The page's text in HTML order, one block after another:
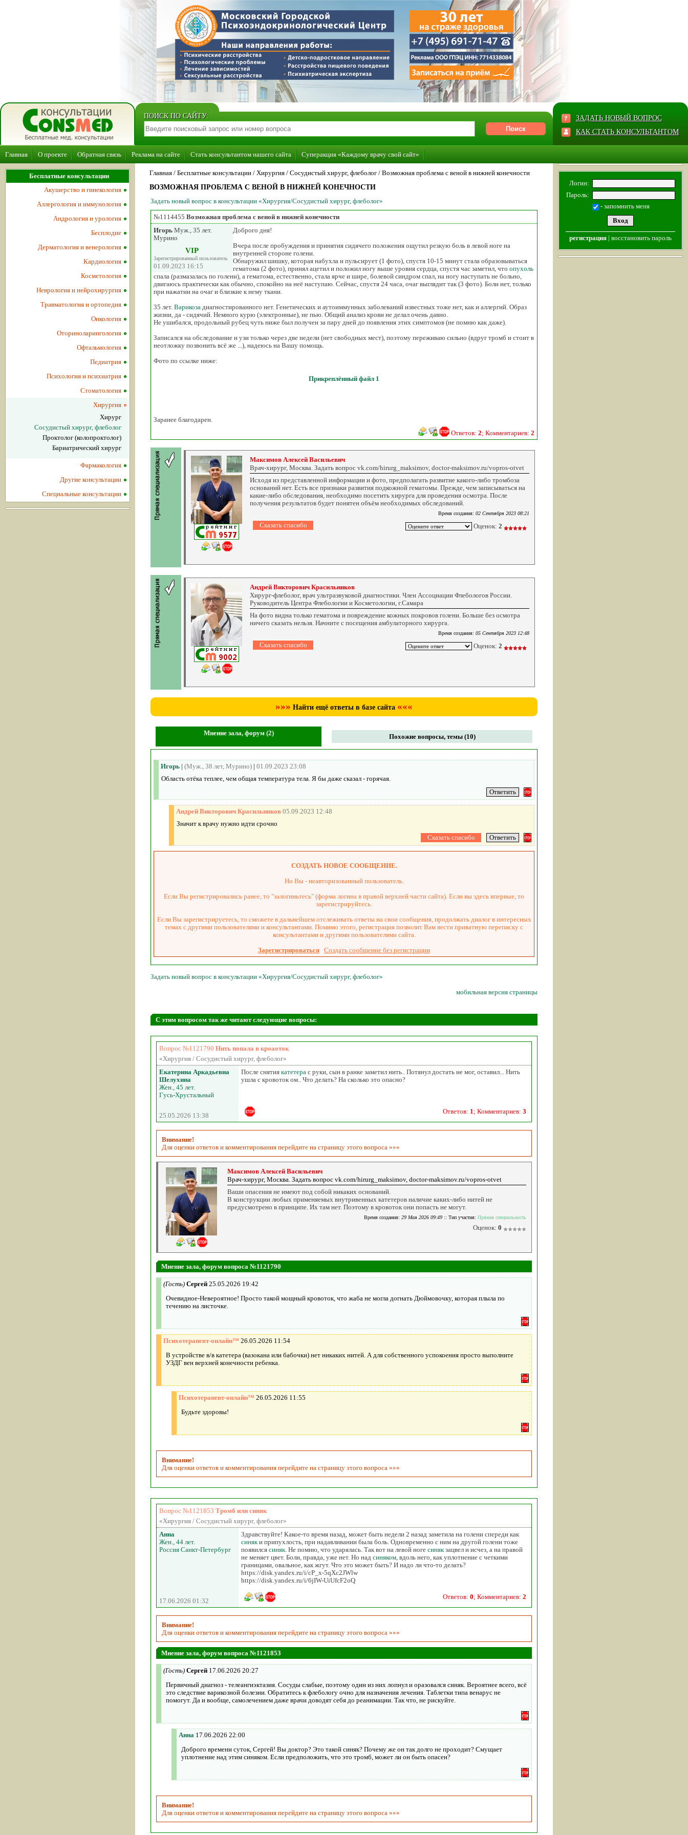
ПОИСК ПО САЙТУ:
ЗАДАТЬ НОВЫЙ ВОПРОС
КАК СТАТЬ КОНСУЛЬТАНТОМ
Главная О проекте Обратная связь Реклама на сайте Стать консультантом нашего сайта Суперакция «Каждому врачу свой сайт»
Главная / Бесплатные консультации / Хирургия / Сосудистый хирург, флеболог / Возможная проблема с веной в нижней конечности
ВОЗМОЖНАЯ ПРОБЛЕМА С ВЕНОЙ В НИЖНЕЙ КОНЕЧНОСТИ
Задать новый вопрос в консультации «Хирургия/Сосудистый хирург, флеболог»
№1114455 Возможная проблема с веной в нижней конечности
Игорь Муж., 35 лет.
Мурино
VIP
Зарегистрированный пользователь
01.09.2023 16:15
Доброго дня!
Вчера после пробуждения и принятия сидячего положения ощутил резкую боль в левой ноге на
внутренней стороне голени.
Обнаружил шишку, которая набухла и пульсирует (1 фото), спустя 10-15 минут стала образовываться
гематома (2 фото), принял ацетил и положил ногу выше уровня сердца, спустя час заметил, что опухоль
спала (размазалась по голени), а гематома, естественно, стала ярче и шире, болевой синдром спал, на ногу наступать не больно,
двигаюсь практически как обычно, спокойно на неё наступаю. Сейчас, спустя 24 часа, очаг выглядит так (3 фото). Боли нет, только
при нажатии на очаг и близкие к нему ткани.
35 лет. Варикоза диагностированного нет. Генетических и аутоиммунных заболеваний известных тоже нет, как и аллергий. Образ
жизни, да - сидячий. Немного курю (электронные), не пью. Общий анализ крови не делал очень давно.
Не ушибался, продольный рубец чуть ниже был получен за пару дней до появления этих симптомов (не помню как даже).
Записался на обследование и узи только через две недели (нет свободных мест), поэтому переживаю сильно (вдруг тромб и стоит в
неотложку позвонить всё же ...), надеюсь на Вашу помощь.
Фото по ссылке ниже:
Прикреплённый файл 1
Заранее благодарен.
Ответов: 2; Комментариев: 2
Максимов Алексей Васильевич
Врач-хирург, Москва. Задать вопрос vk.com/hirurg_maksimov, doctor-maksimov.ru/vopros-otvet
Исходя из представленной информации и фото, предполагать развитие какого-либо тромбоза
оснований нет. Есть все признаки развития подкожной гематомы. Прежде, чем записываться на
какие-либо обследования, необходимо посетить хирурга для проведения осмотра. После
получения результатов будет понятен объём необходимых обследований.
Время создания: 02 Сентября 2023 08:21
Оценок: 2
Андрей Викторович Красильников
Хирург-флеболог, врач ультразвуковой диагностики. Член Ассоциации Флебологов России.
Руководитель Центра Флебологии и Косметологии, г.Самара
На фото видна только гематома и повреждение кожных покровов голени. Больше без осмотра
ничего сказать нельзя. Начните с посещения амбулаторного хирурга.
Время создания: 05 Сентября 2023 12:48
Оценок: 2
»»» Найти ещё ответы в базе сайта «««
Мнение зала, форум (2) Похожие вопросы, темы (10)
Игорь | (Муж., 38 лет, Мурино) | 01.09.2023 23:08
Область отёка теплее, чем общая температура тела. Я бы даже сказал - горячая.
Андрей Викторович Красильников 05.09.2023 12:48
Значит к врачу нужно идти срочно
СОЗДАТЬ НОВОЕ СООБЩЕНИЕ.
Но Вы - неавторизованный пользователь.
Если Вы регистрировались ранее, то "залогиньтесь" (форма логина в правой верхней части сайта). Если вы здесь впервые, то
зарегистрируйтесь.
Если Вы зарегистрируетесь, то сможете в дальнейшем отслеживать ответы на свои сообщения, продолжать диалог в интересных
темах с другими пользователями и консультантами. Помимо этого, регистрация позволит Вам вести приватную переписку с
консультантами и другими пользователями сайта.
Зарегистрироваться Создать сообщение без регистрации
Задать новый вопрос в консультации «Хирургия/Сосудистый хирург, флеболог»
мобильная версия страницы
С этим вопросом так же читают следующие вопросы:
Вопрос №1121790 Нить попала в кроаоток
«Хирургия / Сосудистый хирург, флеболог»
Екатерина Аркадьевна
Шелухина
Жен., 45 лет.
Гусь-Хрустальный
После снятия катетера с руки, сын в ранке заметил нить.. Потянул достать не мог, оставил... Нить
ушла с кровоток ом.. Что делать? На сколько это опасно?
25.05.2026 13:38
Ответов: 1; Комментариев: 3
Внимание!
Для оценки ответов и комментирования перейдите на страницу этого вопроса »»»
Максимов Алексей Васильевич
Врач-хирург, Москва. Задать вопрос vk.com/hirurg_maksimov, doctor-maksimov.ru/vopros-otvet
Ваши опасения не имеют под собой никаких оснований.
В конструкции любых применяемых внутривенных катетеров наличие каких-либо нитей не
предусмотрено в принципе. Их там нет. Поэтому в кровоток они попасть не могут.
Время создания: 29 Мая 2026 09:49 :: Тип участия: Прямая специальность
Оценок: 0
Мнение зала, форум вопроса №1121790
(Гость) Сергей 25.05.2026 19:42
Очевидное-Невероятное! Просто такой мощный кровоток, что жаба не могла догнать Дюймовочку, которая плыла по
течению на листочке.
Психотерапевт-онлайн™ 26.05.2026 11:54
В устройстве в/в катетера (вазокана или бабочки) нет никаких нитей. А для собственного успокоения просто выполните
УЗДГ вен верхней конечности ребенка.
Психотерапевт-онлайн™ 26.05.2026 11:55
Будьте здоровы!
Внимание!
Для оценки ответов и комментирования перейдите на страницу этого вопроса »»»
Вопрос №1121853 Тромб или синяк
«Хирургия / Сосудистый хирург, флеболог»
Анна
Жен., 44 лет.
Россия Санкт-Петербург
Здравствуйте! Какое-то время назад, может быть недели 2 назад заметила на голени спереди как
синяки припухлость, при надавливании была боль. Одновременно с ним на другой голени тоже
появился синяк. Не помню, что ударялась. Так вот на левой ноге синякзацвел и исчез, а на правой
не меняет цвет. Боли, правда, уже нет. Но над синяком, вдоль него, как уплотнение с четкими
границами, овальное, как жгут. Что это может быть? И надо ли что-то делать?
https://disk.yandex.ru/i/cP_x-5qXc2JWlw
https://disk.yandex.ru/i/6jIW-UiUfcF2oQ
17.06.2026 01:32
Ответов: 0; Комментариев: 2
Внимание!
Для оценки ответов и комментирования перейдите на страницу этого вопроса »»»
Мнение зала, форум вопроса №1121853
(Гость) Сергей 17.06.2026 20:27
Первичный диагноз - телеангиэктазия. Сосуды слабые, поэтому один из них лопнул и оразовался синяк. Вероятнее всего, всё
это следствие варикозной болезни. Обратитесь к флебологу очно для назначения лечения. Таблетки типа венарус не
помогут. Да и вообще, самолечением даже врачи доводят себя до реанимации. Так что, не рискуйте.
Анна 17.06.2026 22:00
Доброго времени суток, Сергей! Вы доктор? Это такой синяк? Почему же он так долго не проходит? Смущает
уплотнение над этим синяком. Если предположить, что это тромб, может ли он быть опасен?
Внимание!
Для оценки ответов и комментирования перейдите на страницу этого вопроса »»»
Бесплатные консультации
Акушерство и гинекология
Аллергология и иммунология
Андрология и урология
Бесплодие
Дерматология и венерология
Кардиология
Косметология
Неврология и нейрохирургия
Травматология и ортопедия
Онкология
Оториноларингология
Офтальмология
Педиатрия
Психология и психиатрия
Стоматология
Хирургия
Хирург
Сосудистый хирург, флеболог
Проктолог (колопроктолог)
Бариатрический хирург
Фармакология
Другие консультации
Специальные консультации
Логин:
Пароль:
- запомнить меня
регистрация | восстановить пароль